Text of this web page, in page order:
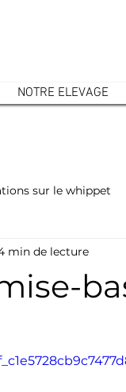
NOTRE ELEVAGE
sur le whippet
Informations sur
min de lecture